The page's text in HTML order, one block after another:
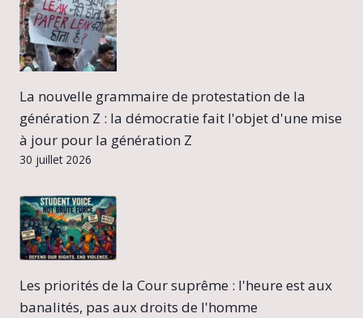
La nouvelle grammaire de protestation de la
génération Z : la démocratie fait l'objet d'une mise
à jour pour la génération Z
30 juillet 2026
Les priorités de la Cour suprême : l'heure est aux
banalités, pas aux droits de l'homme